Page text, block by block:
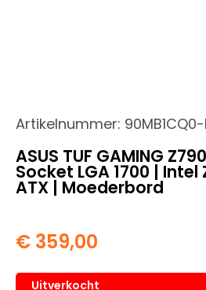
Artikelnummer:
ASUS TUF GAMING
Socket LGA 1700 | Intel
ATX | Moederbord
€ 359,00
Uitverkocht